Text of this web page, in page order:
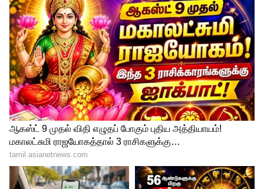
Related Articles
Farmers Alert: விவசாயிகளுக்கு அலர்ட்..!
மழை பெய்யும் முன் இதை செய்தால்
மண் வளம் பல மடங்கு அதிகரிக்கும்
RBI Repo Rate: ரெப்போ ரேட் மாறவில்லை..
ஆனால் EMI-யில் ஆயிரங்களை
மிச்சப்படுத்த ஒரு வாய்ப்பு
3
5